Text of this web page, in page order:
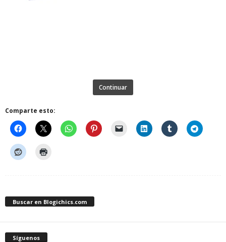
Continuar
Comparte esto:
Buscar en Blogichics.com
Síguenos